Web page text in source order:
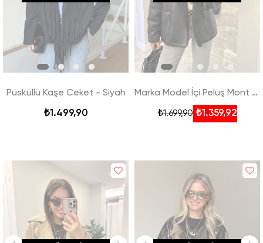
Püsküllü Kaşe Ceket - Siyah
₺1.499,90
Marka Model İçi Peluş Mont - Siyah
₺1.359,92
₺1.699,90